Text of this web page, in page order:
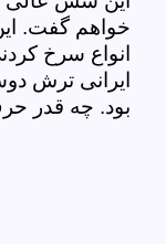
خواهم گفت.
انواع سرخ
ایرانی ترش
بود. چه قدر